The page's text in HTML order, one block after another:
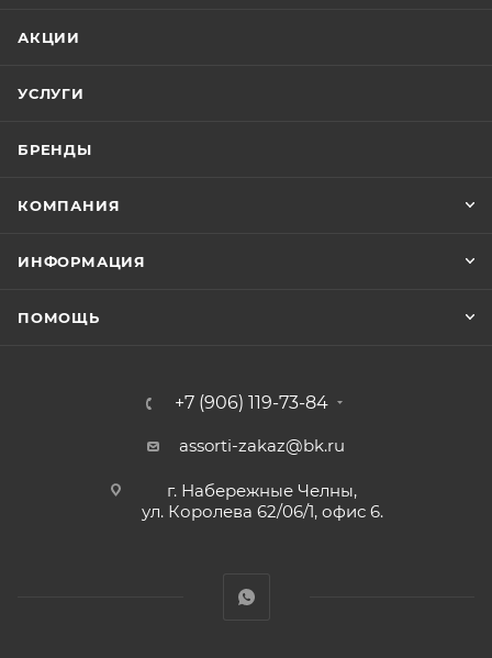
АКЦИИ
УСЛУГИ
БРЕНДЫ
КОМПАНИЯ
ИНФОРМАЦИЯ
ПОМОЩЬ
+7 (906) 119-73-84
assorti-zakaz@bk.ru
г. Набережные Челны,
ул. Королева 62/06/1, офис 6.